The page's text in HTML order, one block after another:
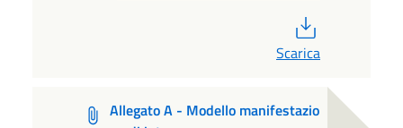
Scarica
Allegato A - Modello manifestazio